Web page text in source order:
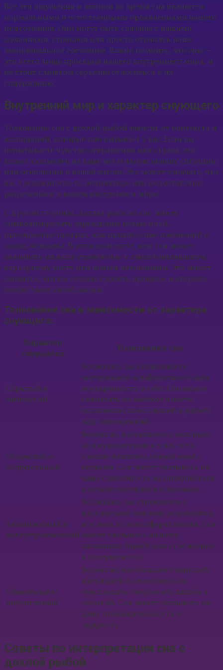
Все эти ощущения и эмоции во время сна являются
нормальными и естественными проявлениями нашего
подсознания. Они могут быть связаны с нашими
желаниями, страхами или просто отражать наше
эмоциональное состояние. Важно помнить, что сны —
это всего лишь проекция нашего внутреннего мира, и
не стоит слишком серьезно относиться к их
содержанию.
Внутренний мир и характер снующего
Толкование сна с дохлой рыбой зависит от контекста и
ассоциаций, которые оно вызывает у вас. Если вы
испытываете чувство отвращения или страха, это
может указывать на вашу негативную оценку ситуации
или отношения в вашей жизни. Это может означать, что
вас тревожит что-то неприятное или недостаточно
разрешенное в вашем внутреннем мире.
С другой стороны, дохлая рыба во сне может
символизировать зарождение новых идей,
преодоление преград или привнесение изменений в
жизнь человека. В этом контексте, ваш сон может
указывать на ваше стремление к самостоятельности,
карьерному росту или новым начинаниям. Это может
означать, что вы готовы бросить прошлое и открыть
новую главу своей жизни.
Толкование сна в зависимости от характера
снующего:
Характер
снующего
Толкование сна
Скрытый и
замкнутый
Возможно, вы испытываете
внутреннюю конфликтность или
неуверенность в себе. Сон может
указывать на необходимость
осознания своих эмоций и работу
над самооценкой.
Открытый и
общительный
Вероятно, вы являетесь сильным
коммуникатором и у вас есть
умение находить общий язык с
людьми. Сон может указывать на
вашу способность адаптироваться
к новым ситуациям и вызовам.
Амбициозный и
целеустремленный
Возможно, вы стремитесь к
достижению высоких результатов
и успеха во всех сферах жизни. Сон
может указывать на вашу
затеянную борьбу или стремление
к совершенству.
Спокойный и
интуитивный
Вероятно, вы обладаете хорошей
интуицией и способностью
чувствовать энергетику людей и
событий. Сон может указывать на
вашу проницательность и
мудрость.
Советы по интерпретации сна с
дохлой рыбой